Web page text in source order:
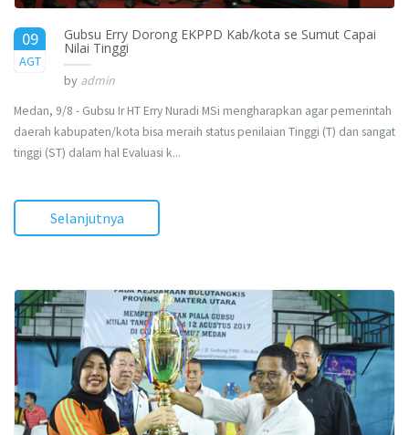
09
AGT
2017
Gubsu Erry Dorong EKPPD Kab/kota se Sumut Capai
Nilai Tinggi
by admin
Medan, 9/8 - Gubsu Ir HT Erry Nuradi MSi mengharapkan agar pemerintah
daerah kabupaten/kota bisa meraih status penilaian Tinggi (T) dan sangat
tinggi (ST) dalam hal Evaluasi k...
Selanjutnya